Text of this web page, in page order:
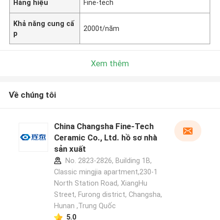
Hàng hiệu Fine-tech
Khả năng cung cấ
p
2000t/năm
Xem thêm
Về chúng tôi
China Changsha Fine-Tech
Ceramic Co., Ltd. hồ sơ nhà
sản xuất
No. 2823-2826, Building 1B,
Classic mingjia apartment,230-1
North Station Road, XiangHu
Street, Furong district, Changsha,
Hunan ,Trung Quốc
5.0